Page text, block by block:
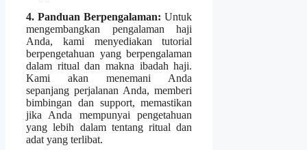
4. Panduan Berpengalaman: Untuk
mengembangkan pengalaman haji
Anda, kami menyediakan tutorial
berpengetahuan yang berpengalaman
dalam ritual dan makna ibadah haji.
Kami akan menemani Anda
sepanjang perjalanan Anda, memberi
bimbingan dan support, memastikan
jika Anda mempunyai pengetahuan
yang lebih dalam tentang ritual dan
adat yang terlibat.